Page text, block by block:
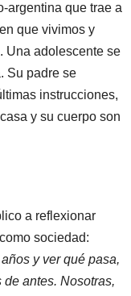
argentina que trae a
que vivimos y
Una adolescente se
Su padre se
instrucciones,
y su cuerpo son
a reflexionar
sociedad:
y ver qué pasa,
antes. Nosotras,